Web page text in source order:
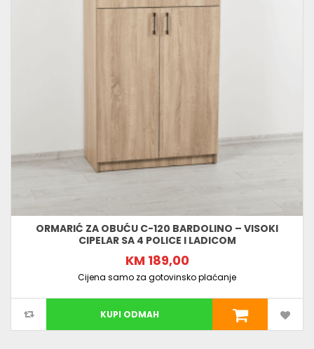
ORMARIĆ ZA OBUĆU C-120 BARDOLINO – VISOKI
CIPELAR SA 4 POLICE I LADICOM
KM 189,00
Cijena samo za gotovinsko plaćanje
KUPI ODMAH